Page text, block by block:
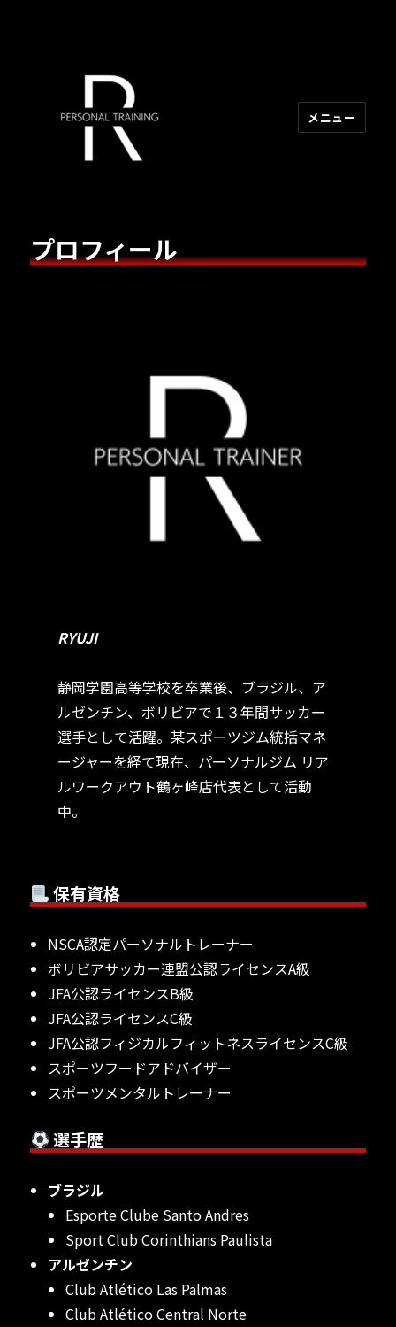
メニュー
プロフィール
RYUJI
静岡学園高等学校を卒業後、ブラジル、ア
ルゼンチン、ボリビアで１３年間サッカー
選手として活躍。某スポーツジム統括マネ
ージャーを経て現在、パーソナルジム リア
ルワークアウト鶴ヶ峰店代表として活動
中。
保有資格
NSCA認定パーソナルトレーナー
ボリビアサッカー連盟公認ライセンスA級
JFA公認ライセンスB級
JFA公認ライセンスC級
JFA公認フィジカルフィットネスライセンスC級
スポーツフードアドバイザー
スポーツメンタルトレーナー
選手歴
ブラジル
Esporte Clube Santo Andres
Sport Club Corinthians Paulista
アルゼンチン
Club Atlético Las Palmas
Club Atlético Central Norte